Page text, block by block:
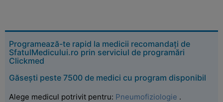
Programează-te rapid la medicii recomandați de
SfatulMedicului.ro prin serviciul de programări
Clickmed
Găsești peste 7500 de medici cu program disponibil
Alege medicul potrivit pentru: Pneumofiziologie .